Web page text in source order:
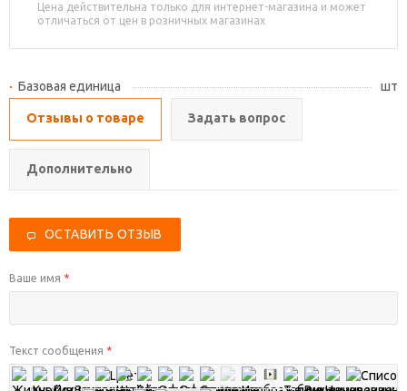
Цена действительна только для интернет-магазина и может
отличаться от цен в розничных магазинах
Базовая единица шт
Отзывы о товаре Задать вопрос
Дополнительно
ОСТАВИТЬ ОТЗЫВ
Ваше имя *
Текст сообщения *